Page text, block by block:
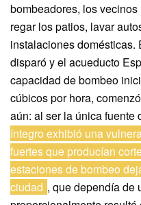
bombeadores, los
regar los patios, lavar
instalaciones
disparó y el acueducto
capacidad de bombeo
cúbicos por hora,
aún: al ser la única fuente
íntegro exhibió una
fuertes que producían
estaciones de bombeo
ciudad , que dependía de